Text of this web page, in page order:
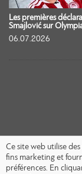
Les premières
Smajlović sur
06.07.2026
Ce site web utilise
fins marketing et
préférences. En